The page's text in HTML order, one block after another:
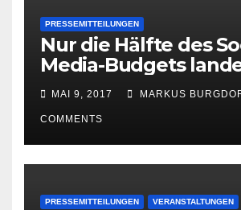
PRESSEMITTEILUNGEN
Nur die Hälfte des
Media-Budgets
PRMAI 9, 2017 MARKUS
COMMENTS
PRESSEMITTEILUNGEN VERANSTALTUNGEN